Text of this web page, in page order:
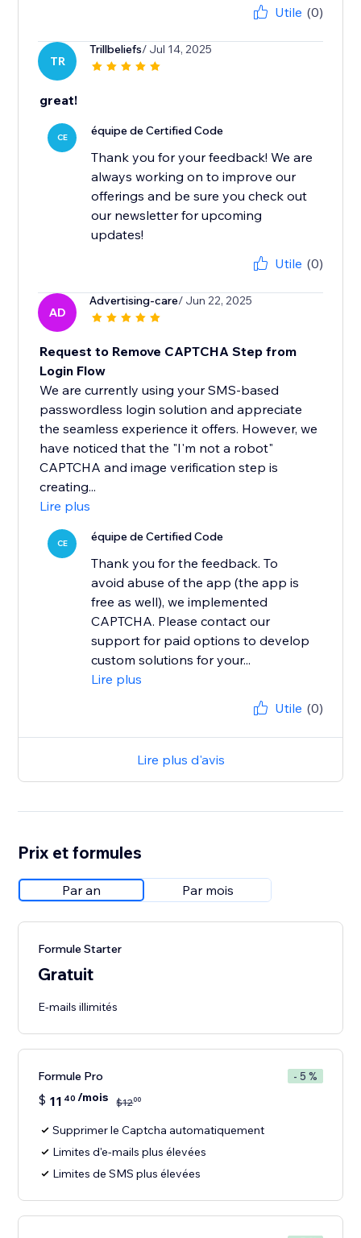
Utile (0)
TR
Trillbeliefs/ Jul 14, 2025
great!
CE équipe de Certified Code
Thank you for your feedback! We are
always working on to improve our
offerings and be sure you check out
our newsletter for upcoming
updates!
Utile (0)
AD
Advertising-care/ Jun 22, 2025
Request to Remove CAPTCHA Step from
Login Flow
We are currently using your SMS-based
passwordless login solution and appreciate
the seamless experience it offers. However, we
have noticed that the "I'm not a robot"
CAPTCHA and image verification step is
creating...
Lire plus
CE équipe de Certified Code
Thank you for the feedback. To
avoid abuse of the app (the app is
free as well), we implemented
CAPTCHA. Please contact our
support for paid options to develop
custom solutions for your...
Lire plus
Utile (0)
Lire plus d'avis
Prix et formules
Par an Par mois
Formule Starter
Gratuit
E-mails illimités
Formule Pro - 5 %
$ 11 40 /mois $1200
Supprimer le Captcha automatiquement
Limites d'e-mails plus élevées
Limites de SMS plus élevées